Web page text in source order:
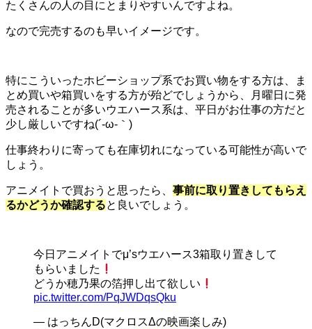
たくさんの人の目にとまりやすいんですよね。
なので完売するのも早いイメージです。
特にこういったホビーショップ系でお買い物をする方は、ま
とめ買いや箱買いをする方が殆どでしょうから、月曜日に発
売されることが多いウエハース系は、平日がお仕事の方だと
少し厳しいですね(´-ω-｀)
仕事終わりに寄っても在庫切れになっている可能性が高いで
しょう。
アニメイトで買おうと思ったら、 事前に取り置きしてもらえ
るかどうか確認すると良いでしょう。
今日アニメイトでμ’sウエハース3箱取り置きして
もらいました
どうか穂乃果の箔押し出て欲しい
pic.twitter.com/PqJWDqsQku
— はっちんD(マクロスΔの映画楽しみ)